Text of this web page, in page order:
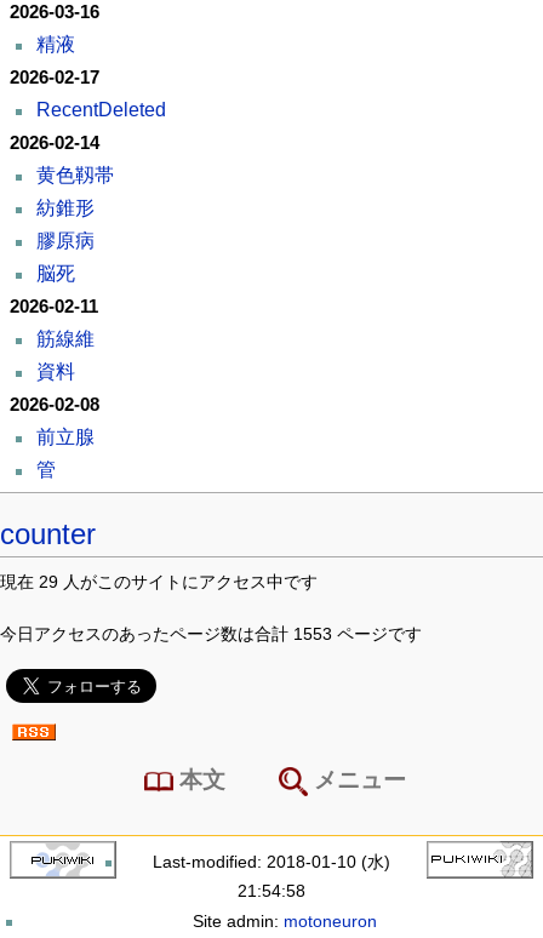
2026-03-16
精液
2026-02-17
RecentDeleted
2026-02-14
黄色靱帯
紡錐形
膠原病
脳死
2026-02-11
筋線維
資料
2026-02-08
前立腺
管
counter
現在 29 人がこのサイトにアクセス中です
今日アクセスのあったページ数は合計 1553 ページです
本文 メニュー
Last-modified: 2018-01-10 (水)
21:54:58
Site admin: motoneuron